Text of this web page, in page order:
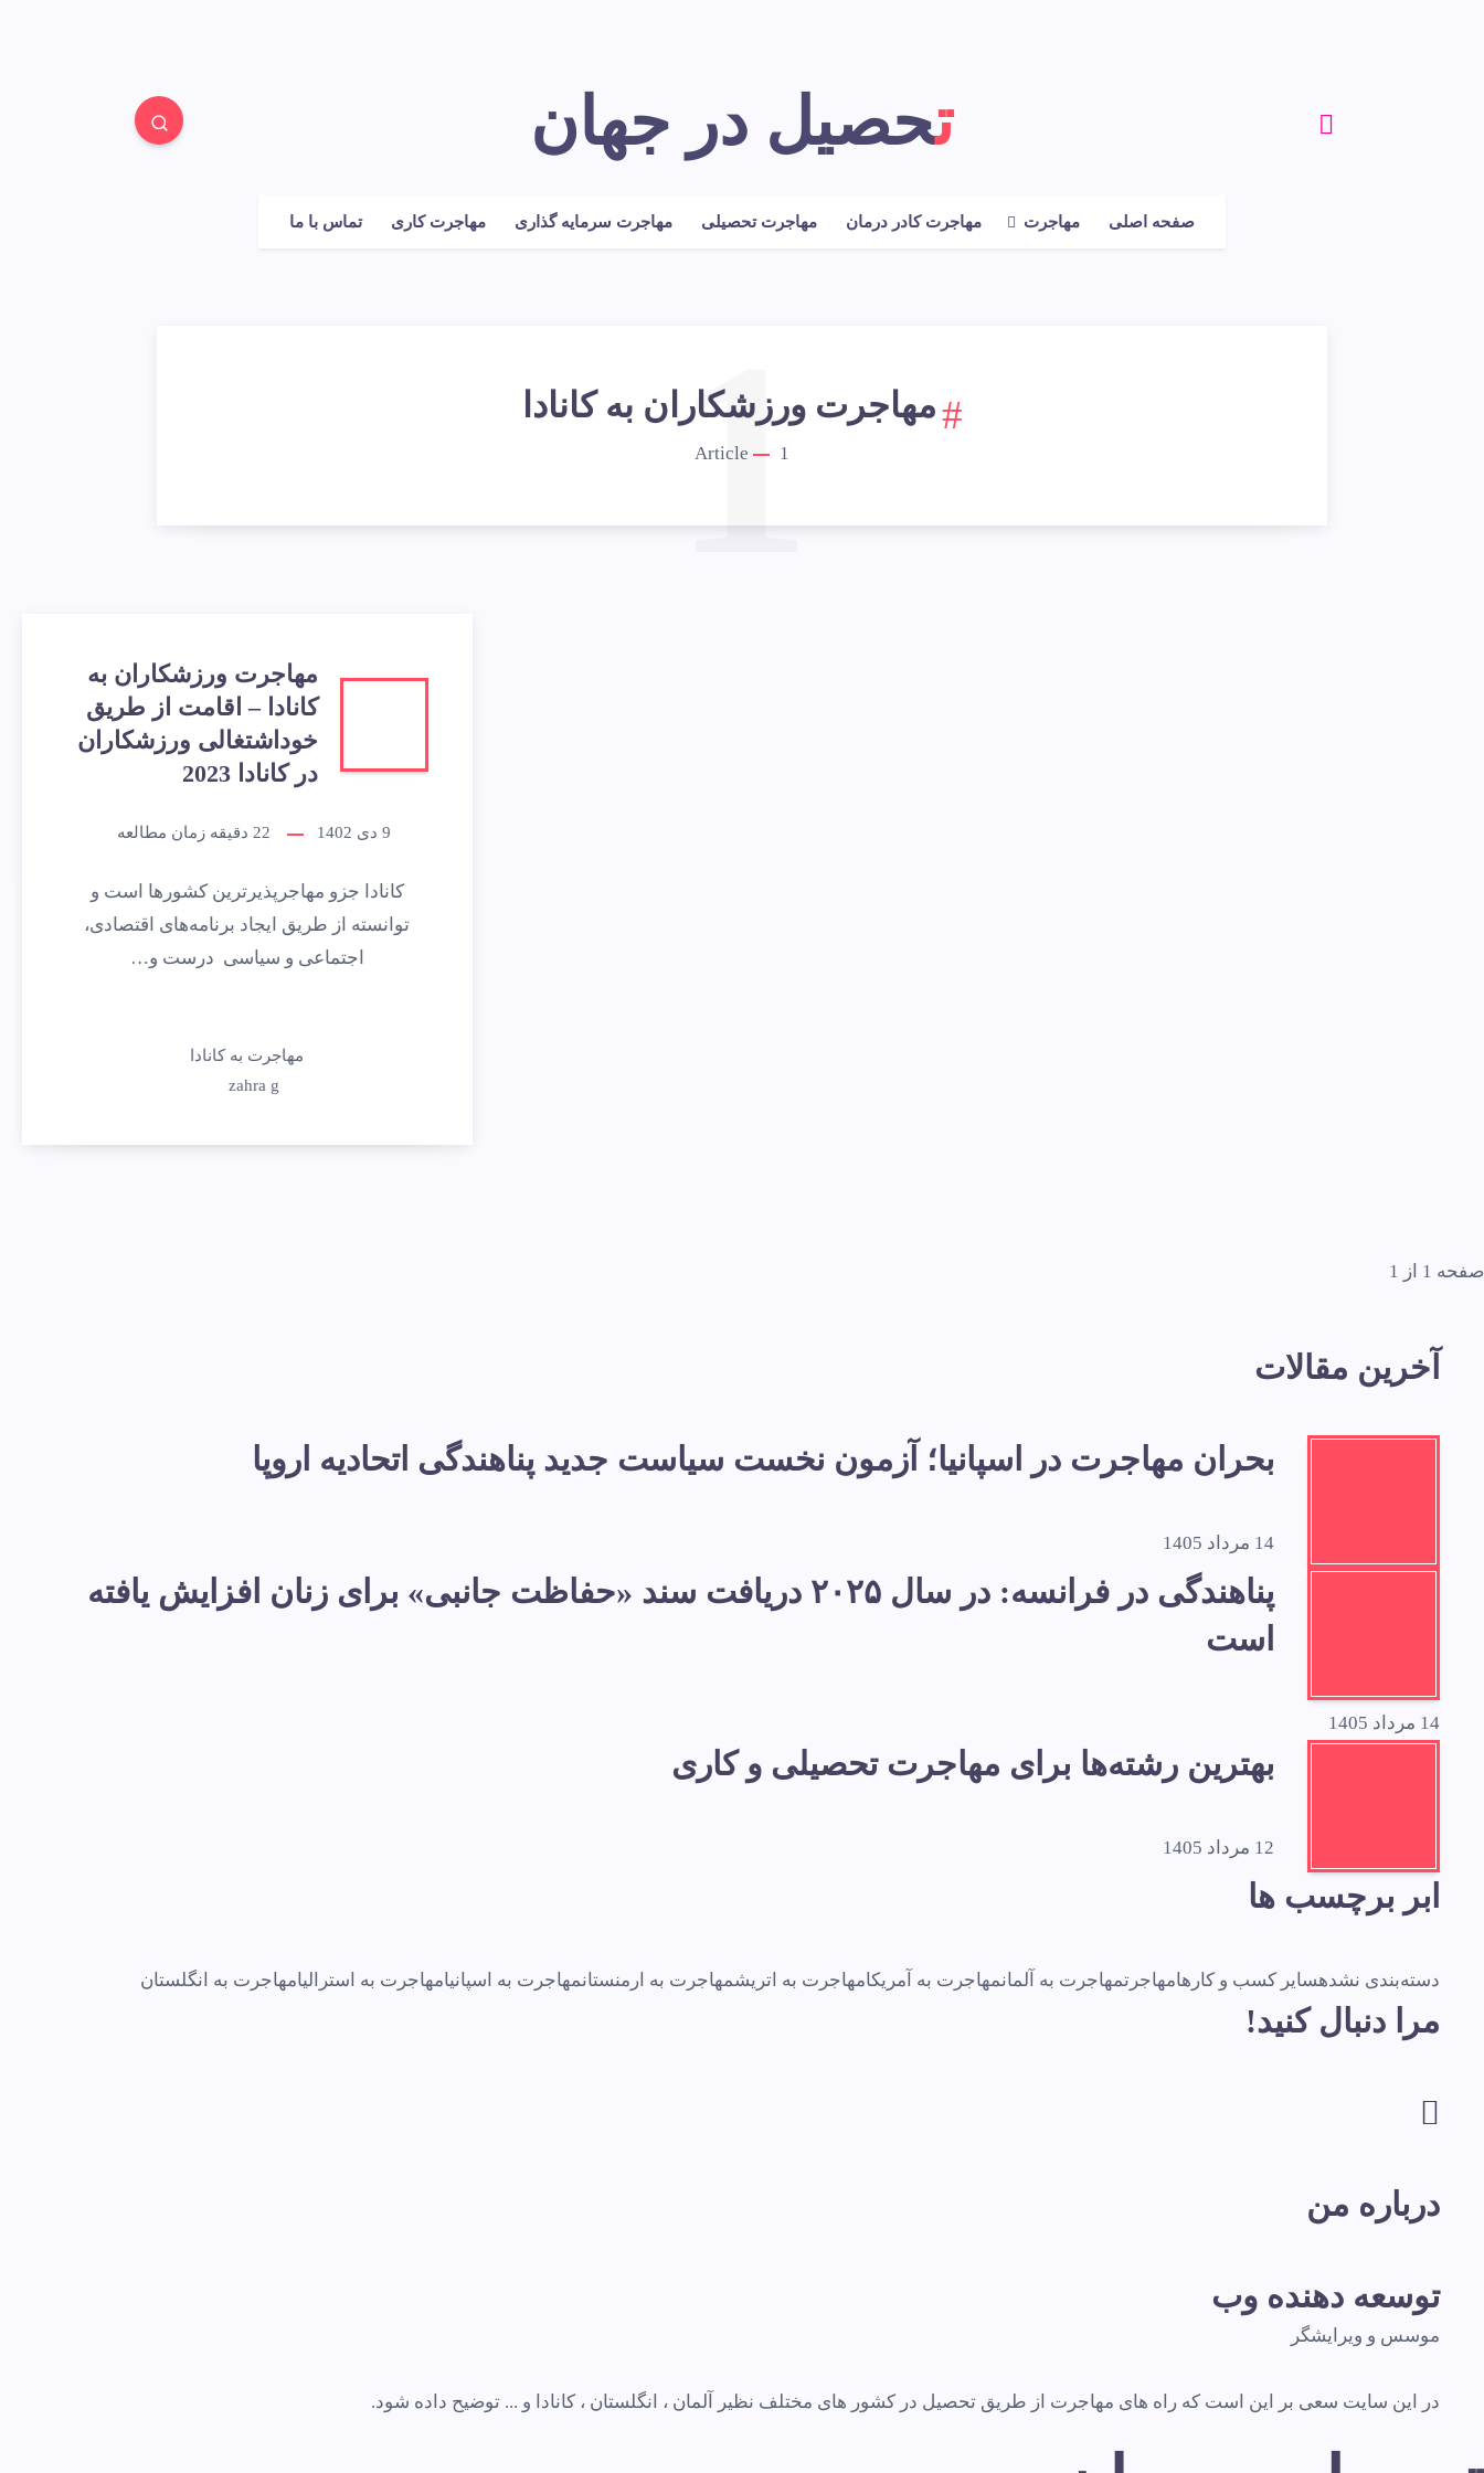
تحصیل در جهان
صفحه اصلی مهاجرت مهاجرت کادر درمان مهاجرت تحصیلی مهاجرت سرمایه گذاری مهاجرت کاری تماس با ما
مهاجرت ورزشکاران به کانادا
1
1
مهاجرت ورزشکاران به
کانادا – اقامت از طریق
خوداشتغالی ورزشکاران
در کانادا 2023
9 دی 1402 22 دقیقه زمان مطالعه
کانادا جزو مهاجرپذیرترین کشورها است و
توانسته از طریق ایجاد برنامه‌های اقتصادی،
اجتماعی و سیاسی درست و…
مهاجرت به کانادا
zahra g
صفحه 1 از 1
آخرین مقالات
بحران مهاجرت در اسپانیا؛ آزمون نخست سیاست جدید پناهندگی اتحادیه اروپا
14 مرداد 1405
پناهندگی در فرانسه: در سال ۲۰۲۵ دریافت سند «حفاظت جانبی» برای زنان افزایش یافته
است
14 مرداد 1405
بهترین رشته‌ها برای مهاجرت تحصیلی و کاری
12 مرداد 1405
ابر برچسب ها
دسته‌بندی نشدهسایر کسب و کارهامهاجرتمهاجرت به آلمانمهاجرت به آمریکامهاجرت به اتریشمهاجرت به ارمنستانمهاجرت به اسپانیامهاجرت به استرالیامهاجرت به انگلستان
مرا دنبال کنید!
درباره من
توسعه دهنده وب
موسس و ویرایشگر
در این سایت سعی بر این است که راه های مهاجرت از طریق تحصیل در کشور های مختلف نظیر آلمان ، انگلستان ، کانادا و ... توضیح داده شود.